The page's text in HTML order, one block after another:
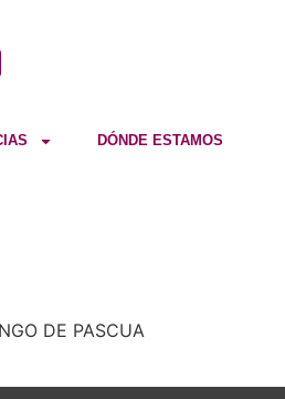
DÓNDE ESTAMOS
DE PASCUA